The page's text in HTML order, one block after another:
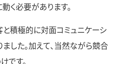
く必要があります。
と積極的に対面コミュニケーシ
した。加えて、当然ながら競合
です。